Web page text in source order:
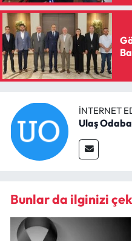
İNTERNET
Ulaş
Bunlar da ilginizi